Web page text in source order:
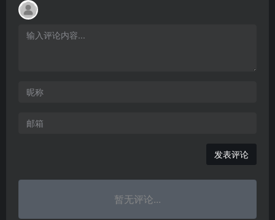
发表评论
暂无评论...